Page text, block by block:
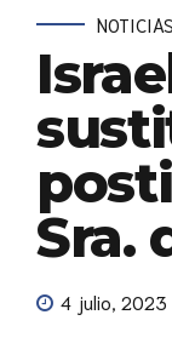
NOTICIAS
Sra.
4 julio, 2023